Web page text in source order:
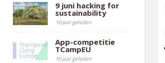
9 juni hacking for
sustainability
10 jaar geleden
App-competitie
TCampEU
10 jaar geleden